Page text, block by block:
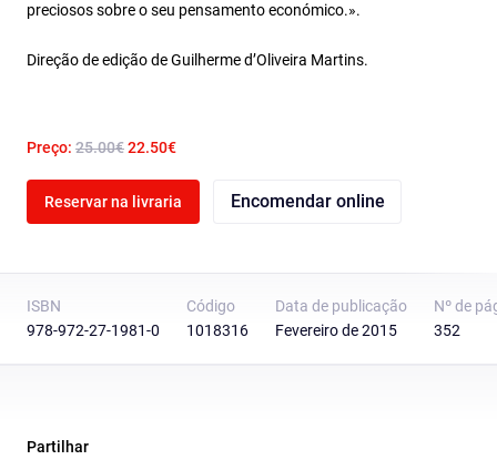
preciosos sobre o seu pensamento económico.».
Direção de edição de Guilherme d’Oliveira Martins.
Preço: 25.00€22.50€
Reservar na livraria Encomendar online
ISBN
978-972-27-1981-0
Código
1018316
Data de publicação
Fevereiro de 2015
Nº de
352
Partilhar